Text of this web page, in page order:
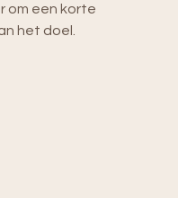
om een korte
het doel.